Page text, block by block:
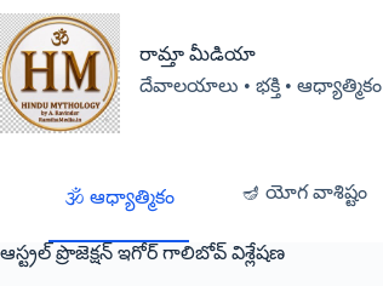
రామ్తా మీడియా
దేవాలయాలు • భక్తి • ఆధ్యాత్మికం
🕉️ ఆధ్యాత్మికం 🪔 యోగ వాశిష్టం
ఆస్ట్రల్ ప్రొజెక్షన్ ఇగోర్ గాలిబోవ్ విశ్లేషణ